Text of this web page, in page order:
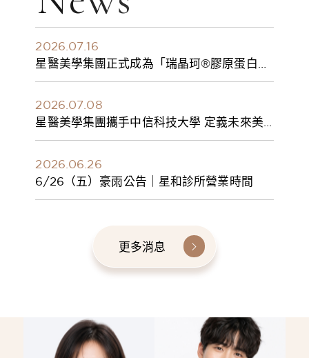
2026.07.16
星醫美學集團正式成為「瑞晶珂®膠原蛋白植
入劑」台灣獨家總代理
2026.07.08
星醫美學集團攜手中信科技大學 定義未來美
學人才新標準 建構健康美學產學共育模式 串
2026.06.26
6/26（五）豪雨公告｜星和診所營業時間
更多消息